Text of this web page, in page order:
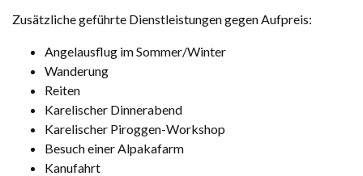
Zusätzliche geführte Dienstleistungen gegen Aufpreis:
Angelausflug im Sommer/Winter
Wanderung
Reiten
Karelischer Dinnerabend
Karelischer Piroggen-Workshop
Besuch einer Alpakafarm
Kanufahrt